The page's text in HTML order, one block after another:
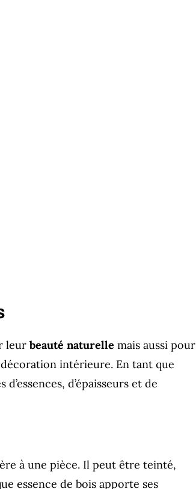
leur beauté naturelle mais aussi pour
intérieure. En tant que
d’épaisseurs et de
à une pièce. Il peut être teinté,
essence de bois apporte ses